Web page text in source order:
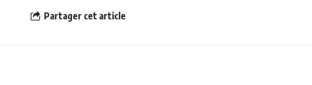
Partager cet article